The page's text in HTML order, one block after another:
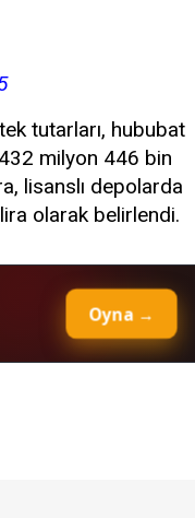
tutarları, hububat
milyon 446 bin
lisanslı depolarda
olarak belirlendi.